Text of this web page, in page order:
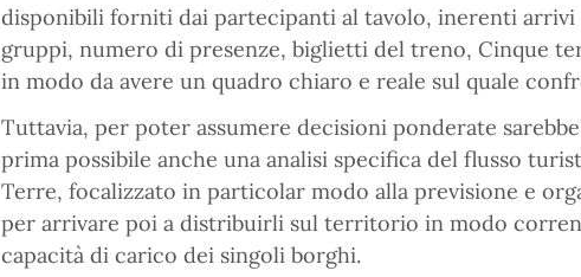
disponibili forniti dai partecipanti al tavolo, inerenti arrivi
gruppi, numero di presenze, biglietti del treno, Cinque
in modo da avere un quadro chiaro e reale sul quale
Tuttavia, per poter assumere decisioni ponderate
prima possibile anche una analisi specifica del flusso
Terre, focalizzato in particolar modo alla previsione e
per arrivare poi a distribuirli sul territorio in modo
capacità di carico dei singoli borghi.